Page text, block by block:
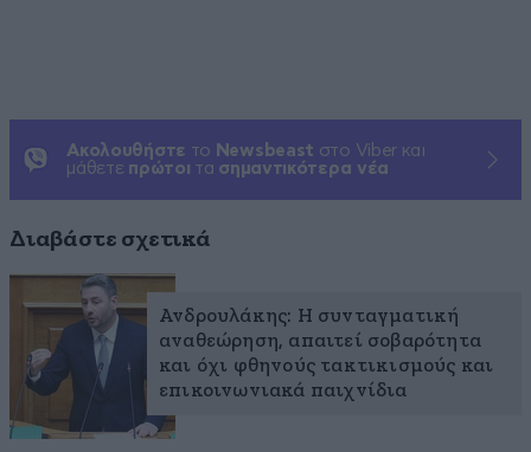
Ακολουθήστε το Newsbeast στο Viber και
μάθετε πρώτοι τα σημαντικότερα νέα
Διαβάστε σχετικά
Ανδρουλάκης: Η συνταγματική
αναθεώρηση, απαιτεί σοβαρότητα
και όχι φθηνούς τακτικισμούς και
επικοινωνιακά παιχνίδια